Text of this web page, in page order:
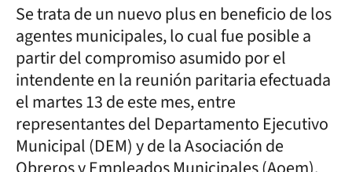
Se trata de un nuevo plus en beneficio de los
agentes municipales, lo cual fue posible a
partir del compromiso asumido por el
intendente en la reunión paritaria efectuada
el martes 13 de este mes, entre
representantes del Departamento Ejecutivo
Municipal (DEM) y de la Asociación de